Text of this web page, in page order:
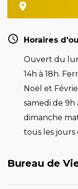
Horaires
Ouvert du
14h à 18h.
Noël et
samedi de 9h
dimanche
tous les jours
Bureau de